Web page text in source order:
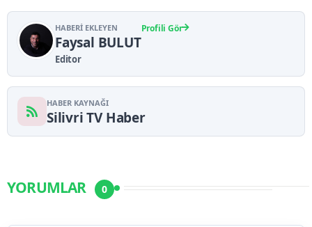
HABERI EKLEYEN
Faysal BULUT
Editor
Profili Gör
HABER KAYNAĞI
Silivri TV Haber
YORUMLAR 0